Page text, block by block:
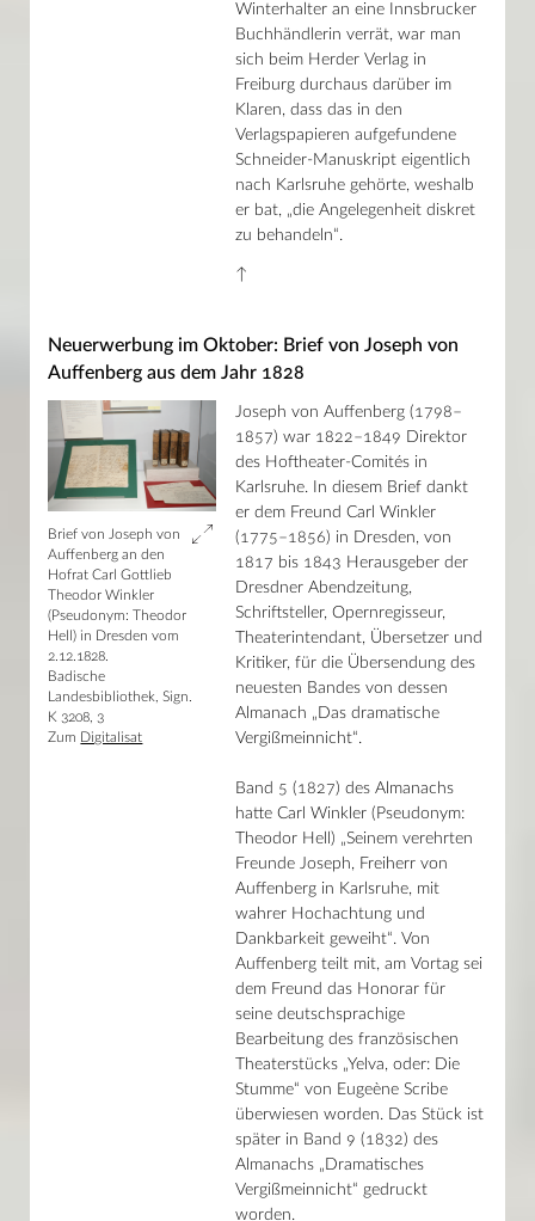
Winterhalter an eine Innsbrucker
Buchhändlerin verrät, war man
sich beim Herder Verlag in
Freiburg durchaus darüber im
Klaren, dass das in den
Verlagspapieren aufgefundene
Schneider-Manuskript eigentlich
nach Karlsruhe gehörte, weshalb
er bat, „die Angelegenheit diskret
zu behandeln“.
↑
Neuerwerbung im Oktober: Brief von Joseph von
Auffenberg aus dem Jahr 1828
Brief von Joseph von
Auffenberg an den
Hofrat Carl Gottlieb
Theodor Winkler
(Pseudonym: Theodor
Hell) in Dresden vom
2.12.1828.
Badische
Landesbibliothek, Sign.
K 3208, 3
Zum Digitalisat
Joseph von Auffenberg (1798–
1857) war 1822–1849 Direktor
des Hoftheater-Comités in
Karlsruhe. In diesem Brief dankt
er dem Freund Carl Winkler
(1775–1856) in Dresden, von
1817 bis 1843 Herausgeber der
Dresdner Abendzeitung,
Schriftsteller, Opernregisseur,
Theaterintendant, Übersetzer und
Kritiker, für die Übersendung des
neuesten Bandes von dessen
Almanach „Das dramatische
Vergißmeinnicht“.
Band 5 (1827) des Almanachs
hatte Carl Winkler (Pseudonym:
Theodor Hell) „Seinem verehrten
Freunde Joseph, Freiherr von
Auffenberg in Karlsruhe, mit
wahrer Hochachtung und
Dankbarkeit geweiht“. Von
Auffenberg teilt mit, am Vortag sei
dem Freund das Honorar für
seine deutschsprachige
Bearbeitung des französischen
Theaterstücks „Yelva, oder: Die
Stumme“ von Eugeène Scribe
überwiesen worden. Das Stück ist
später in Band 9 (1832) des
Almanachs „Dramatisches
Vergißmeinnicht“ gedruckt
worden.